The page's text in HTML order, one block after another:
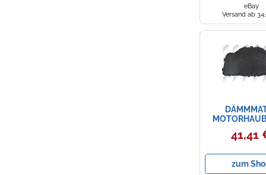
eBay
Versand ab
41,41
zum